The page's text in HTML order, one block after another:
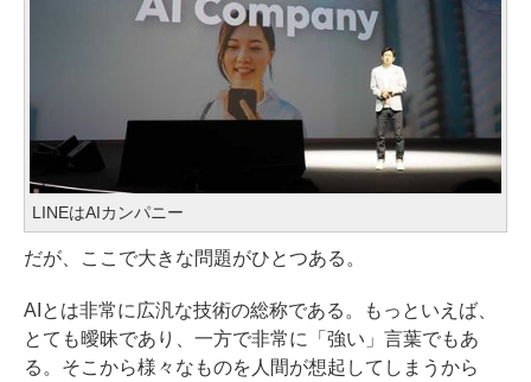
LINEはAIカンパニー
だが、ここで大きな問題がひとつある。
AIとは非常に広汎な技術の総称である。もっといえば、
とても曖昧であり、一方で非常に「強い」言葉でもあ
る。そこから様々なものを人間が想起してしまうから